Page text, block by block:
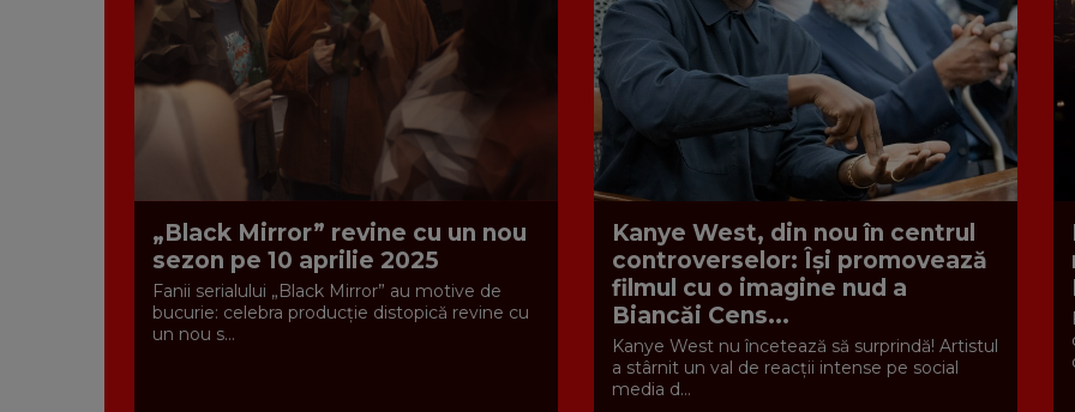
„Black Mirror” revine cu un nou
sezon pe 10 aprilie 2025
Fanii serialului „Black Mirror” au motive de
bucurie: celebra producție distopică revine cu
un nou s...
Kanye West, din nou în centrul
controverselor: Își promovează
filmul cu o imagine nud a
Biancăi Cens...
Kanye West nu încetează să surprindă! Artistul
a stârnit un val de reacții intense pe social
media d...